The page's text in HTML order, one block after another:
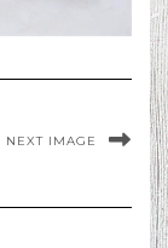
NEXT IMAGE